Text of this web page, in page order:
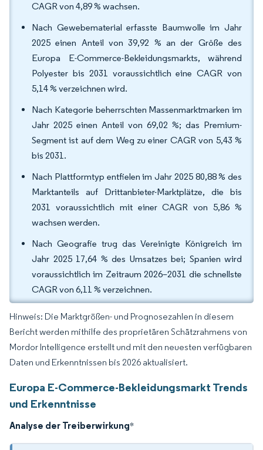
CAGR von 4,89 % wachsen.
Nach Gewebematerial erfasste Baumwolle im Jahr
2025 einen Anteil von 39,92 % an der Größe des
Europa E-Commerce-Bekleidungsmarkts, während
Polyester bis 2031 voraussichtlich eine CAGR von
5,14 % verzeichnen wird.
Nach Kategorie beherrschten Massenmarktmarken im
Jahr 2025 einen Anteil von 69,02 %; das Premium-
Segment ist auf dem Weg zu einer CAGR von 5,43 %
bis 2031.
Nach Plattformtyp entfielen im Jahr 2025 80,88 % des
Marktanteils auf Drittanbieter-Marktplätze, die bis
2031 voraussichtlich mit einer CAGR von 5,86 %
wachsen werden.
Nach Geografie trug das Vereinigte Königreich im
Jahr 2025 17,64 % des Umsatzes bei; Spanien wird
voraussichtlich im Zeitraum 2026–2031 die schnellste
CAGR von 6,11 % verzeichnen.
Hinweis: Die Marktgrößen- und Prognosezahlen in diesem
Bericht werden mithilfe des proprietären Schätzrahmens von
Mordor Intelligence erstellt und mit den neuesten verfügbaren
Daten und Erkenntnissen bis 2026 aktualisiert.
Europa E-Commerce-Bekleidungsmarkt Trends
und Erkenntnisse
Analyse der Treiberwirkung*